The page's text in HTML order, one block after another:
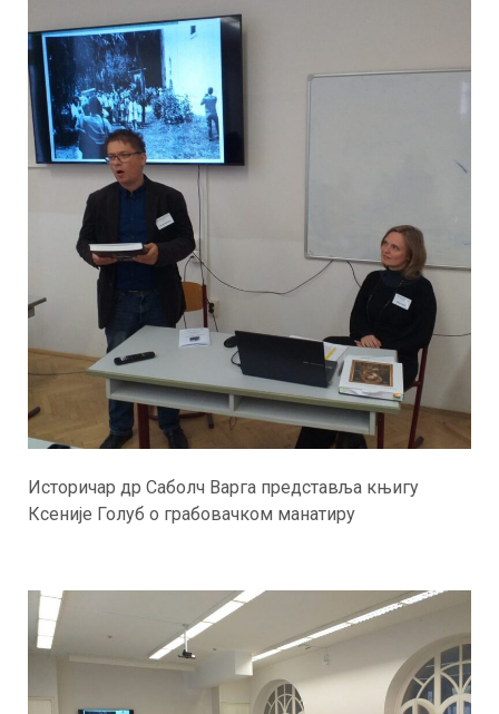
Историчар др Саболч Варга представља књигу
Ксеније Голуб о грабовачком манатиру